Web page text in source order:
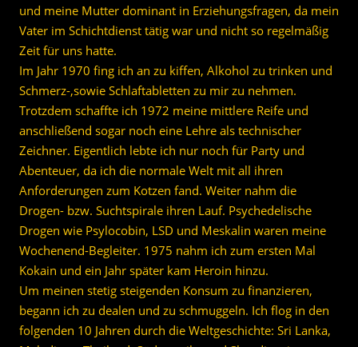
und meine Mutter dominant in Erziehungsfragen, da mein
Vater im Schichtdienst tätig war und nicht so regelmäßig
Zeit für uns hatte.
Im Jahr 1970 fing ich an zu kiffen, Alkohol zu trinken und
Schmerz-,sowie Schlaftabletten zu mir zu nehmen.
Trotzdem schaffte ich 1972 meine mittlere Reife und
anschließend sogar noch eine Lehre als technischer
Zeichner. Eigentlich lebte ich nur noch für Party und
Abenteuer, da ich die normale Welt mit all ihren
Anforderungen zum Kotzen fand. Weiter nahm die
Drogen- bzw. Suchtspirale ihren Lauf. Psychedelische
Drogen wie Psylocobin, LSD und Meskalin waren meine
Wochenend-Begleiter. 1975 nahm ich zum ersten Mal
Kokain und ein Jahr später kam Heroin hinzu.
Um meinen stetig steigenden Konsum zu finanzieren,
begann ich zu dealen und zu schmuggeln. Ich flog in den
folgenden 10 Jahren durch die Weltgeschichte: Sri Lanka,